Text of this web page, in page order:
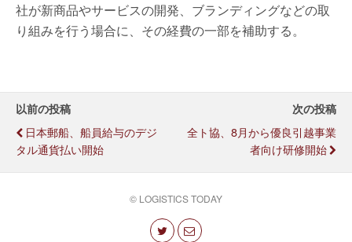
社が新商品やサービスの開発、ブランディングなどの取
り組みを行う場合に、その経費の一部を補助する。
以前の投稿
日本郵船、船員給与のデジ
タル通貨払い開始
次の投稿
全ト協、8月から優良引越事業
者向け研修開始
© LOGISTICS TODAY